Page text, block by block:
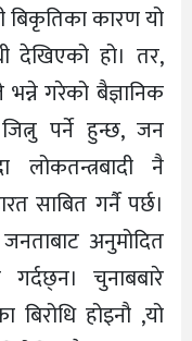
बिकृतिका कारण यो
देखिएको हो। तर,
गरेको बैज्ञानिक
पर्ने हुन्छ, जन
लोकतन्त्रबादी नै
साबित गर्नै पर्छ।
अनुमोदित
चुनाबबारे
होइनौ ,यो